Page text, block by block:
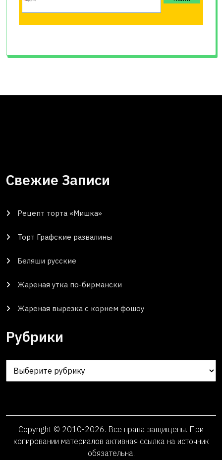
Свежие Записи
Рецепт торта «Мишка»
Торт Графские развалины
Беляши русские
Жареная утка по-бирмански
Жареная вырезка с корнем фошоу
Рубрики
Рубрики
Copyright © 2010-2026. Все права защищены. При
копировании материалов активная ссылка на источник
обязательна.